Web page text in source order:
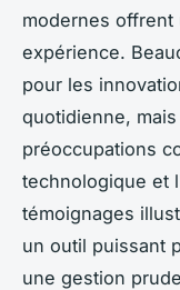
modernes
expérience.
pour les
quotidienne,
préoccupations
technologique et
témoignages
un outil puissant
une gestion